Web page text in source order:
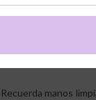
¿Cómo lavar tus
espuma, asegúrate
Recuerda manos